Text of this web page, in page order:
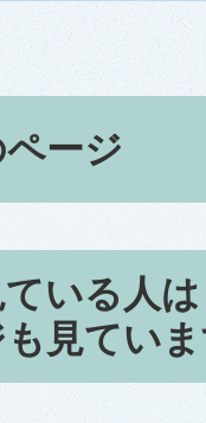
ージ
いる人は
見てい